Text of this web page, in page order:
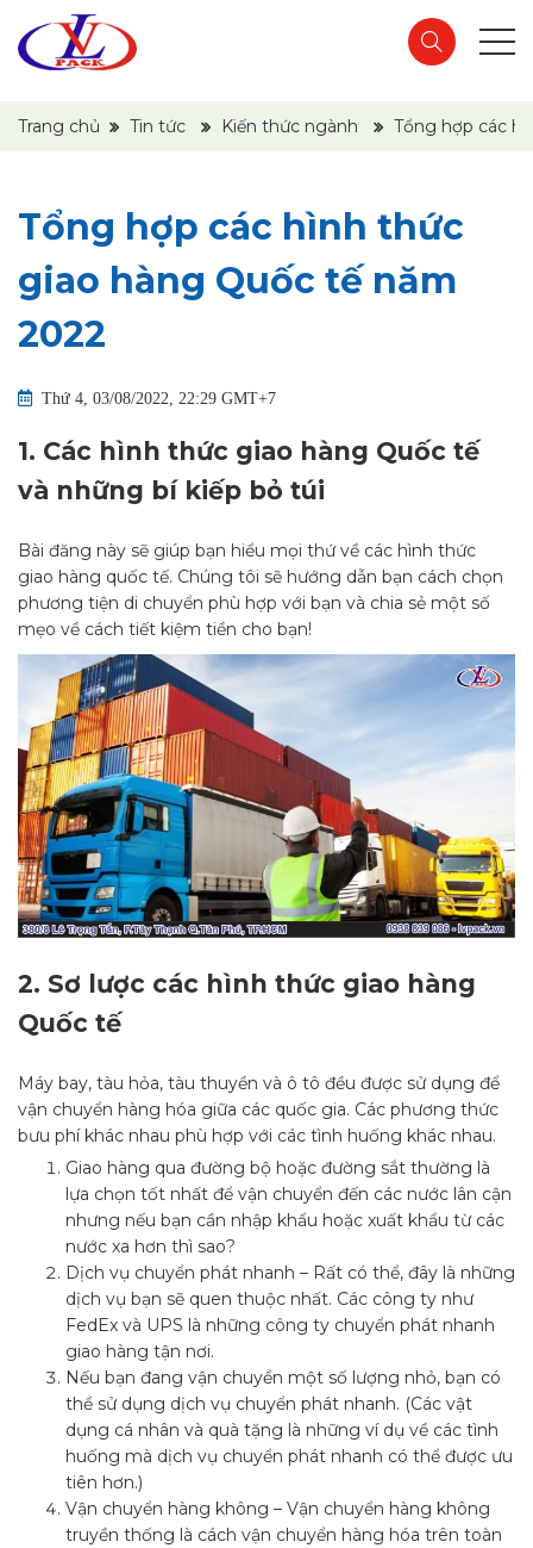
Trang chủ Tin tức Kiến thức ngành Tổng hợp các
Tổng hợp các hình thức
giao hàng Quốc tế năm
2022
Thứ 4, 03/08/2022, 22:29 GMT+7
1. Các hình thức giao hàng Quốc tế
và những bí kiếp bỏ túi
Bài đăng này sẽ giúp bạn hiểu mọi thứ về các hình thức
giao hàng quốc tế. Chúng tôi sẽ hướng dẫn bạn cách chọn
phương tiện di chuyển phù hợp với bạn và chia sẻ một số
mẹo về cách tiết kiệm tiền cho bạn!
2. Sơ lược các hình thức giao hàng
Quốc tế
Máy bay, tàu hỏa, tàu thuyền và ô tô đều được sử dụng để
vận chuyển hàng hóa giữa các quốc gia. Các phương thức
bưu phí khác nhau phù hợp với các tình huống khác nhau.
Giao hàng qua đường bộ hoặc đường sắt thường là
lựa chọn tốt nhất để vận chuyển đến các nước lân cận
nhưng nếu bạn cần nhập khẩu hoặc xuất khẩu từ các
nước xa hơn thì sao?
Dịch vụ chuyển phát nhanh – Rất có thể, đây là những
dịch vụ bạn sẽ quen thuộc nhất. Các công ty như
FedEx và UPS là những công ty chuyển phát nhanh
giao hàng tận nơi.
Nếu bạn đang vận chuyển một số lượng nhỏ, bạn có
thể sử dụng dịch vụ chuyển phát nhanh. (Các vật
dụng cá nhân và quà tặng là những ví dụ về các tình
huống mà dịch vụ chuyển phát nhanh có thể được ưu
tiên hơn.)
Vận chuyển hàng không – Vận chuyển hàng không
truyền thống là cách vận chuyển hàng hóa trên toàn